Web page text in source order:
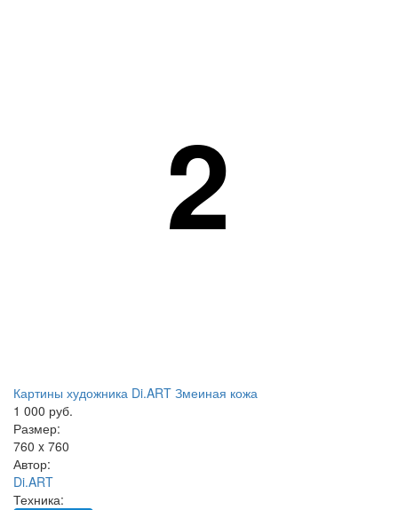
2
Картины художника Di.ART Змеиная кожа
1 000 руб.
Размер:
760 x 760
Автор:
Di.ART
Техника: